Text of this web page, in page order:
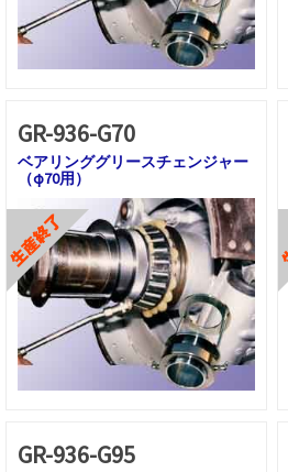
GR-936-G70
ベアリンググリースチェンジャー
（φ70用）
GR-936-G95